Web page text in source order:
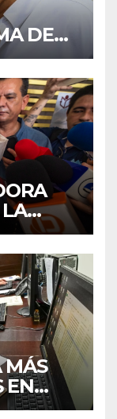
DE
EN
MÁS
EN